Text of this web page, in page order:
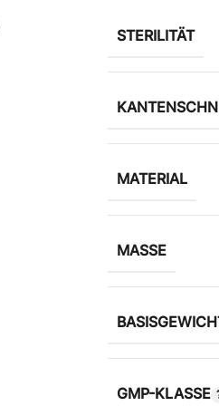
STERILITÄT
MATERIAL
MASSE
GMP-KLASSE